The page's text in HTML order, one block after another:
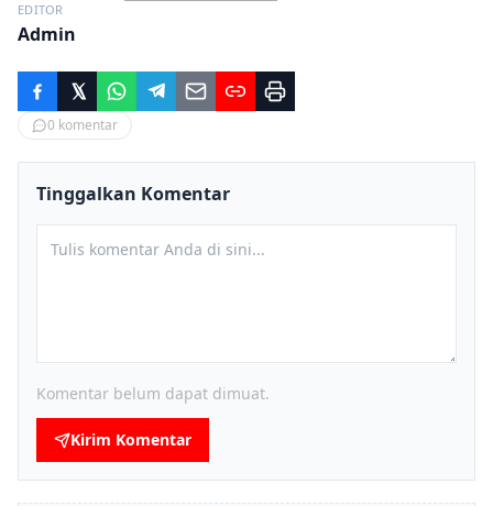
EDITOR
Admin
0 komentar
Tinggalkan Komentar
Komentar belum dapat dimuat.
Kirim Komentar